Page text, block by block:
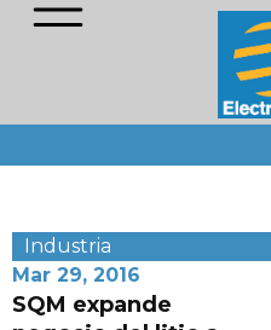
Industria
Mar 29, 2016
SQM expande